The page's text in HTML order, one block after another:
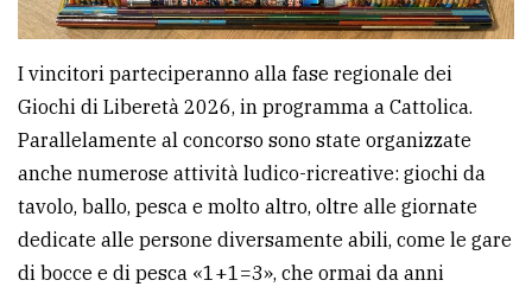
I vincitori parteciperanno alla fase regionale dei
Giochi di Liberetà 2026, in programma a Cattolica.
Parallelamente al concorso sono state organizzate
anche numerose attività ludico-ricreative: giochi da
tavolo, ballo, pesca e molto altro, oltre alle giornate
dedicate alle persone diversamente abili, come le gare
di bocce e di pesca «1+1=3», che ormai da anni